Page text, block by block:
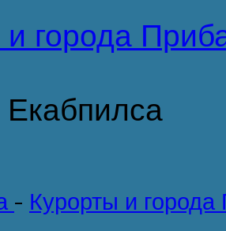
города
- Курорты и города